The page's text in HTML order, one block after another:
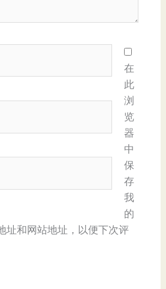
在
此
浏
览
器
中
保
存
我
的
址和网站地址，以便下次评